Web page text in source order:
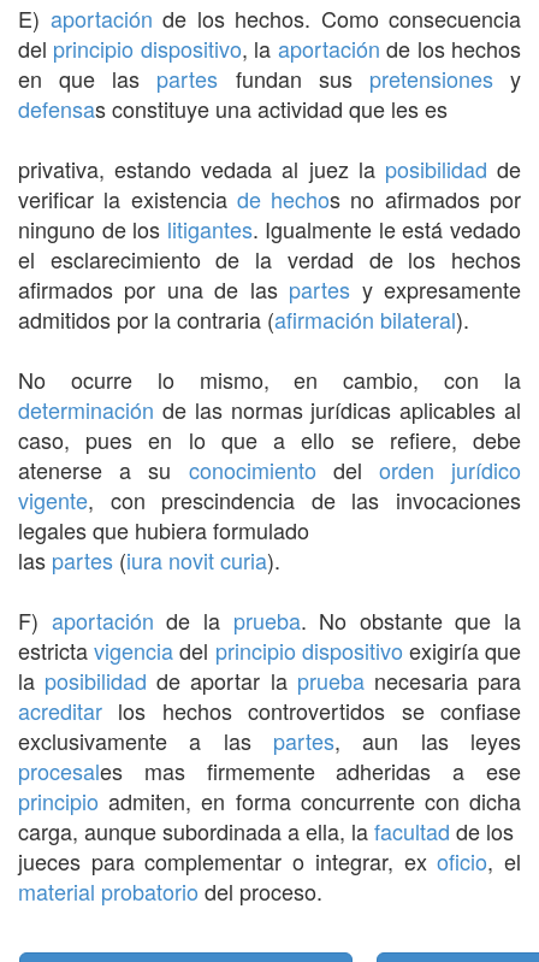
E) aportación de los hechos. Como consecuencia
del principio dispositivo, la aportación de los hechos
en que las partes fundan sus pretensionesy
defensas constituye una actividad que les es
privativa, estando vedada al juez la posibilidad de
verificar la existencia de hechos no afirmados por
ninguno de los litigantes. Igualmente le está vedado
el esclarecimiento de la verdad de los hechos
afirmados por una de las partes y expresamente
admitidos por la contraria (afirmación bilateral).
No ocurre lo mismo, en cambio, con la
determinación de las normas jurídicas aplicables al
caso, pues en lo que a ello se refiere, debe
atenerse a su conocimiento del orden jurídico
vigente, con prescindencia de las invocaciones
legales que hubiera formulado
las partes (iura novit curia).
F) aportación de la prueba. No obstante que la
estrictavigenciadel principio dispositivo exigiría que
la posibilidad de aportar la pruebanecesaria para
acreditar los hechos controvertidos se confiase
exclusivamente a las partes, aun las leyes
procesales mas firmemente adheridas a ese
principio admiten, en forma concurrente con dicha
carga, aunque subordinada a ella, lafacultad de los
jueces para complementar o integrar, exoficio, el
material probatorio del proceso.